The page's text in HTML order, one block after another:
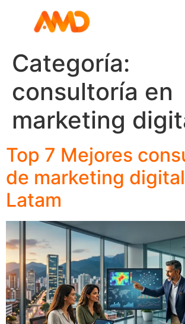
Categoría:
consultoría en
marketing
Top 7 Mejores
de marketing
Latam